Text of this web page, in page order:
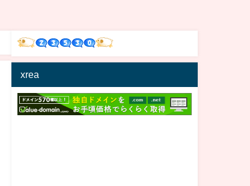
xrea